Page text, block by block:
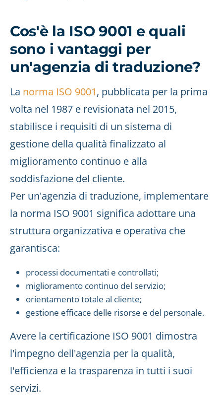
Cos'è la ISO 9001 e quali
sono i vantaggi per
un'agenzia di traduzione?
La norma ISO 9001, pubblicata per la prima
volta nel 1987 e revisionata nel 2015,
stabilisce i requisiti di un sistema di
gestione della qualità finalizzato al
miglioramento continuo e alla
soddisfazione del cliente.
Per un'agenzia di traduzione, implementare
la norma ISO 9001 significa adottare una
struttura organizzativa e operativa che
garantisca:
processi documentati e controllati;
miglioramento continuo del servizio;
orientamento totale al cliente;
gestione efficace delle risorse e del personale.
Avere la certificazione ISO 9001 dimostra
l'impegno dell'agenzia per la qualità,
l'efficienza e la trasparenza in tutti i suoi
servizi.